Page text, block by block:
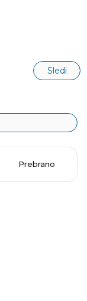
Sledi
Prebrano